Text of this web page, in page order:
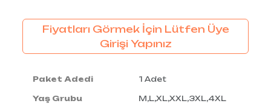
Fiyatları Görmek İçin Lütfen Üye
Girişi Yapınız
Paket Adedi 1 Adet
Yaş Grubu M,L,XL,XXL,3XL,4XL